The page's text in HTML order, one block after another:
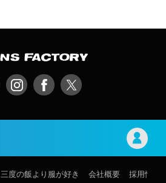
三度の飯より服が好き 会社概要 採用情報